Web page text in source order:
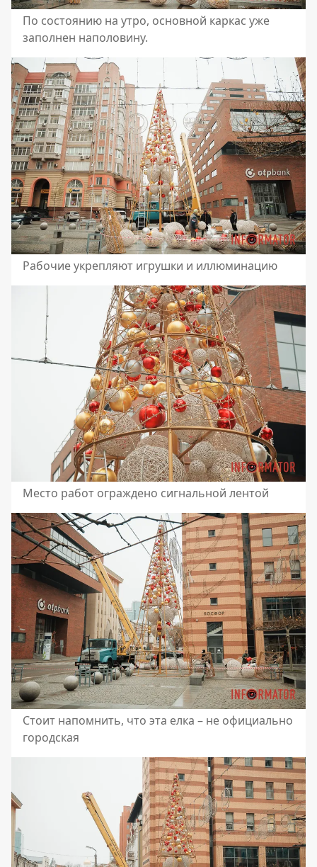
По состоянию на утро, основной каркас уже
заполнен наполовину.
Рабочие укрепляют игрушки и иллюминацию
Место работ ограждено сигнальной лентой
Стоит напомнить, что эта елка – не официально
городская